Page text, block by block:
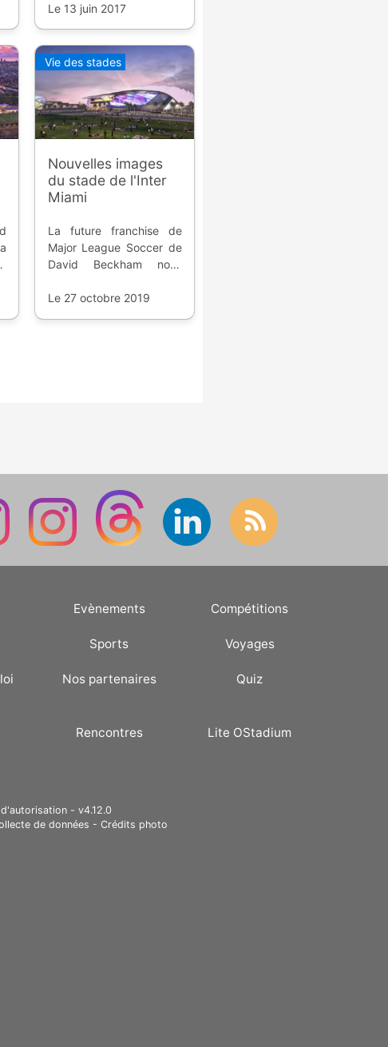
accord pour un terrain
par Populous.
Le 13 juin 2017
Vie des stades
Nouvelles images
du stade de l'Inter
Miami
La future franchise de
Major League Soccer de
David Beckham nous
son futur stade de 26
Le 27 octobre 2019
Evènements Compétitions
Sports Voyages
Nos partenaires Quiz
Rencontres Lite OStadium
- v4.12.0
de données - Crédits photo